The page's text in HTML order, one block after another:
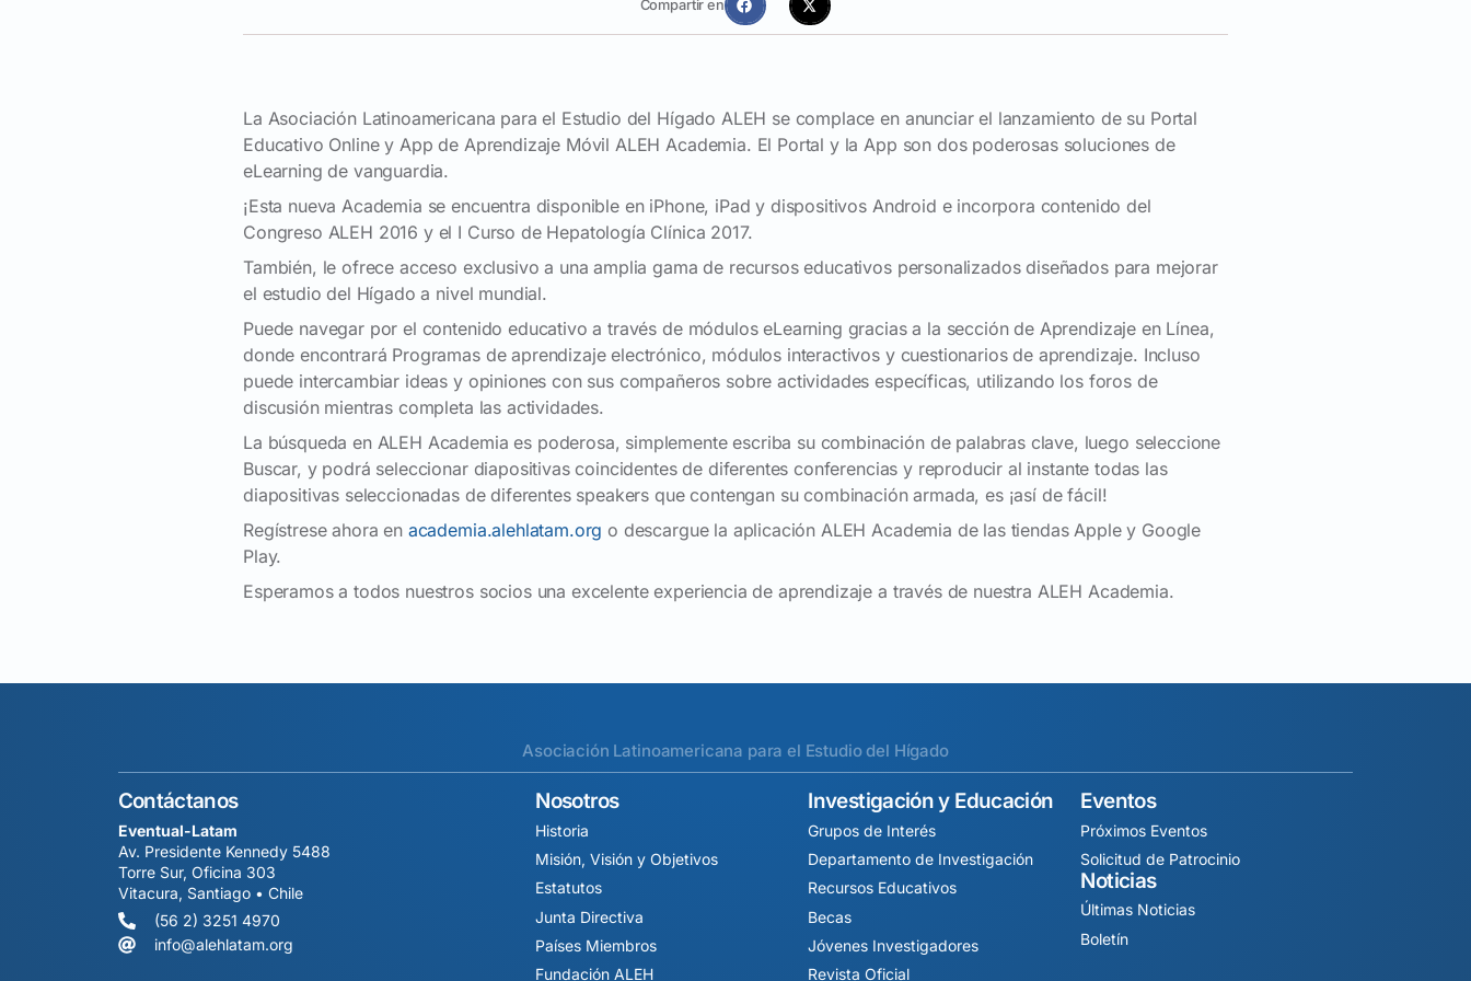
Compartir en
La Asociación Latinoamericana para el Estudio del Hígado ALEH se complace en anunciar el lanzamiento de su Portal
Educativo Online y App de Aprendizaje Móvil ALEH Academia. El Portal y la App son dos poderosas soluciones de
eLearning de vanguardia.
¡Esta nueva Academia se encuentra disponible en iPhone, iPad y dispositivos Android e incorpora contenido del
Congreso ALEH 2016 y el I Curso de Hepatología Clínica 2017.
También, le ofrece acceso exclusivo a una amplia gama de recursos educativos personalizados diseñados para mejorar
el estudio del Hígado a nivel mundial.
Puede navegar por el contenido educativo a través de módulos eLearning gracias a la sección de Aprendizaje en Línea,
donde encontrará Programas de aprendizaje electrónico, módulos interactivos y cuestionarios de aprendizaje. Incluso
puede intercambiar ideas y opiniones con sus compañeros sobre actividades específicas, utilizando los foros de
discusión mientras completa las actividades.
La búsqueda en ALEH Academia es poderosa, simplemente escriba su combinación de palabras clave, luego seleccione
Buscar, y podrá seleccionar diapositivas coincidentes de diferentes conferencias y reproducir al instante todas las
diapositivas seleccionadas de diferentes speakers que contengan su combinación armada, es ¡así de fácil!
Regístrese ahora en academia.alehlatam.org o descargue la aplicación ALEH Academia de las tiendas Apple y Google
Play.
Esperamos a todos nuestros socios una excelente experiencia de aprendizaje a través de nuestra ALEH Academia.
Asociación Latinoamericana para el Estudio del Hígado
Contáctanos
Eventual-Latam
Av. Presidente Kennedy 5488
Torre Sur, Oficina 303
Vitacura, Santiago • Chile
(56 2) 3251 4970
info@alehlatam.org
Nosotros
Historia
Misión, Visión y Objetivos
Estatutos
Junta Directiva
Países Miembros
Fundación ALEH
Investigación y Educación
Grupos de Interés
Departamento de Investigación
Recursos Educativos
Becas
Jóvenes Investigadores
Revista Oficial
Eventos
Próximos Eventos
Solicitud de Patrocinio
Noticias
Últimas Noticias
Boletín